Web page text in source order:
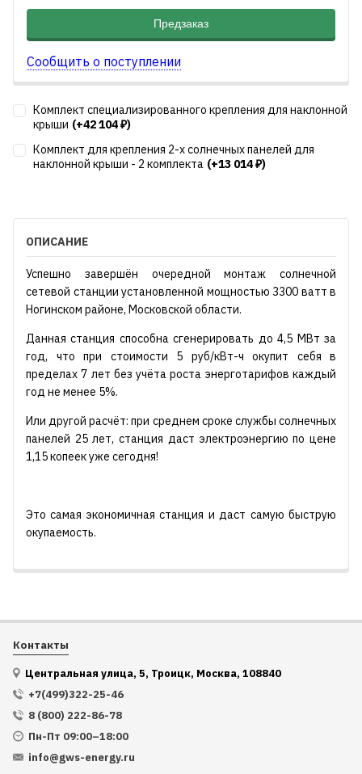
Предзаказ
Сообщить о поступлении
Комплект специализированного крепления для наклонной
крыши (+42 104 ₽)
Комплект для крепления 2-х солнечных панелей для
наклонной крыши - 2 комплекта (+13 014 ₽)
ОПИСАНИЕ
Успешно завершён очередной монтаж солнечной
сетевой станции установленной мощностью 3300 ватт в
Ногинском районе, Московской области.
Данная станция способна сгенерировать до 4,5 МВт за
год, что при стоимости 5 руб/кВт-ч окупит себя в
пределах 7 лет без учёта роста энерготарифов каждый
год не менее 5%.
Или другой расчёт: при среднем сроке службы солнечных
панелей 25 лет, станция даст электроэнергию по цене
1,15 копеек уже сегодня!
Это самая экономичная станция и даст самую быструю
окупаемость.
Контакты
Центральная улица, 5, Троицк, Москва, 108840
+7(499)322-25-46
8 (800) 222-86-78
Пн-Пт 09:00–18:00
info@gws-energy.ru